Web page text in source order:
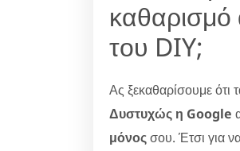
καθαρισμό
του DIY;
Ας ξεκαθαρίσουμε ότι
Δυστυχώς η Google
μόνοςσου. Έτσι για